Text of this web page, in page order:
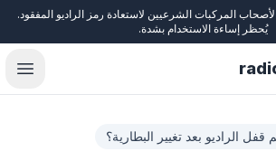
المركبات الشرعيين لاستعادة رمز الراديو المفقود.
يُحظر إساءة الاستخدام بشدة.
قفل الراديو بعد تغيير البطارية؟